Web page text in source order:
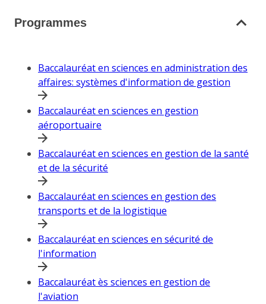
Programmes
Baccalauréat en sciences en administration des
affaires: systèmes d'information de gestion
Baccalauréat en sciences en gestion
aéroportuaire
Baccalauréat en sciences en gestion de la santé
et de la sécurité
Baccalauréat en sciences en gestion des
transports et de la logistique
Baccalauréat en sciences en sécurité de
l'information
Baccalauréat ès sciences en gestion de
l'aviation